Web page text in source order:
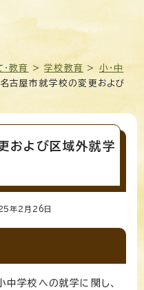
教育 >学校教育 > 小・中
古屋市就学校の変更および
および区域外就学
年2月 26 日
学校への就学に関し、